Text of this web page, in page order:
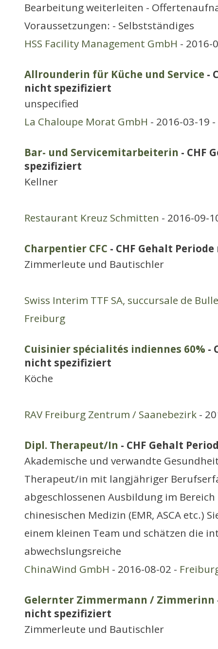
Bearbeitung weiterleiten -
Voraussetzungen: - Selbstständiges
HSS Facility Management GmbH - 2016-
Allrounderin für Küche und Service -
nicht spezifiziert
unspecified
La Chaloupe Morat GmbH - 2016-03-19 -
Bar- und Servicemitarbeiterin - CHF
spezifiziert
Kellner
Restaurant Kreuz Schmitten - 2016-09-
Charpentier CFC - CHF Gehalt
Zimmerleute und Bautischler
Swiss Interim TTF SA, succursale de Bulle
Freiburg
Cuisinier spécialités indiennes 60% -
nicht spezifiziert
Köche
RAV Freiburg Zentrum / Saanebezirk -
Dipl. Therapeut/In - CHF Gehalt
Akademische und verwandte
Therapeut/in mit langjähriger
abgeschlossenen Ausbildung im
chinesischen Medizin (EMR, ASCA etc.)
einem kleinen Team und schätzen die
abwechslungsreiche
ChinaWind GmbH - 2016-08-02 -
Gelernter Zimmermann / Zimmerinn
nicht spezifiziert
Zimmerleute und Bautischler